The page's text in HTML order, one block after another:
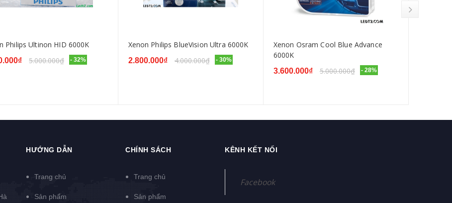
Philips Ultinon HID 6000K
5.000.000₫ - 32%
Xenon Philips BlueVision Ultra 6000K
2.800.000₫ 4.000.000₫ - 30%
Xenon Osram Cool Blue Advance
6000K
3.600.000₫ 5.000.000₫ - 28%
HƯỚNG DẪN
Trang chủ
Sản phẩm
CHÍNH SÁCH
Trang chủ
Sản phẩm
KÊNH KẾT NỐI
Facebook